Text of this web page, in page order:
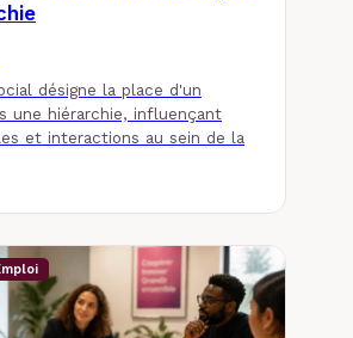
désigne la place d'un
une hiérarchie, influençant
et interactions au sein de la